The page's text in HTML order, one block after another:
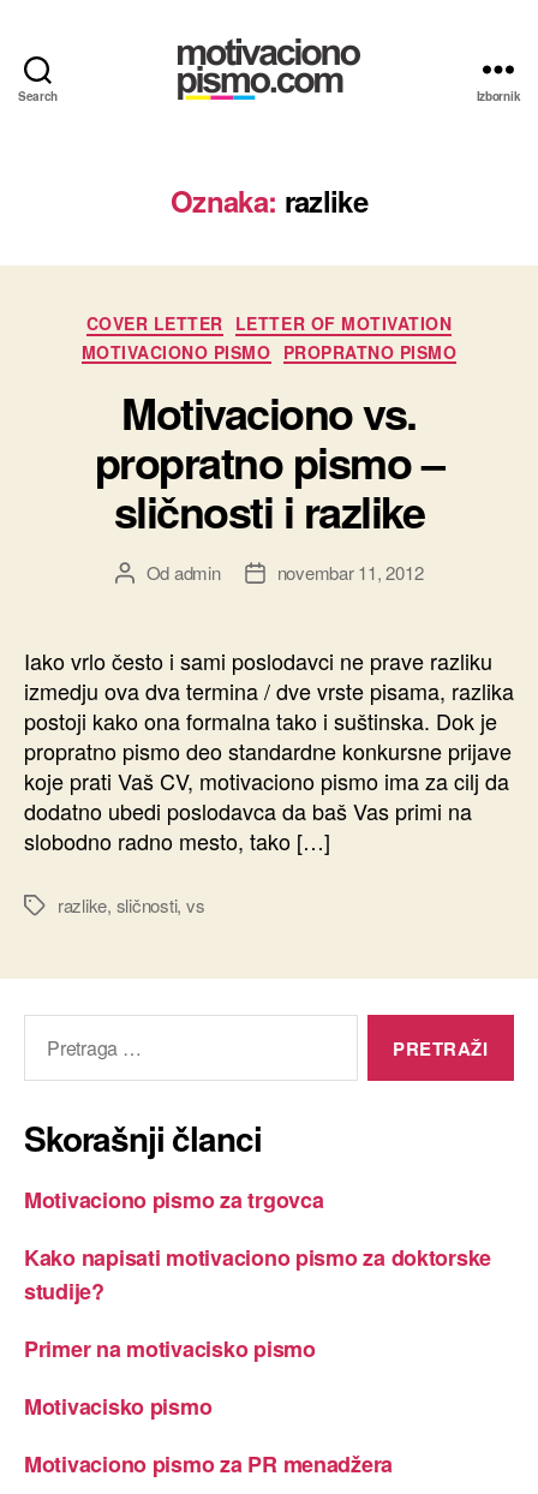
Search
Propratna
pisma
Izbornik
Oznaka: razlike
Kategorije
COVER LETTER LETTER OF MOTIVATION
MOTIVACIONO PISMO PROPRATNO PISMO
Motivaciono vs.
propratno pismo –
sličnosti i razlike
Autor
Odadmin
Datumnovembar 11, 2012
Iako vrlo često i sami poslodavci ne prave razliku
izmedju ova dva termina / dve vrste pisama, razlika
postoji kako ona formalna tako i suštinska. Dok je
propratno pismo deo standardne konkursne prijave
koje prati Vaš CV, motivaciono pismo ima za cilj da
dodatno ubedi poslodavca da baš Vas primi na
slobodno radno mesto, tako […]
Oznakerazlike, sličnosti, vs
Skorašnji članci
Motivaciono pismo za trgovca
Kako napisati motivaciono pismo za doktorske
studije?
Primer na motivacisko pismo
Motivacisko pismo
Motivaciono pismo za PR menadžera